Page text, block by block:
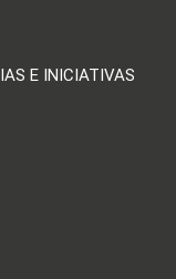
E INICIATIVAS